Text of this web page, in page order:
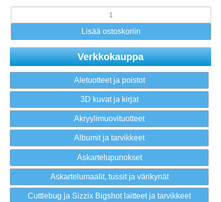
Verkkokauppa
Aletuotteet ja poistot
3D kuvat ja kirjat
Akryylimuovituotteet
Albumit ja tarvikkeet
Askartelupunokset
Askartelumaalit, tussit ja värikynät
Cuttlebug ja Sizzix Bigshot laitteet ja tarvikkeet